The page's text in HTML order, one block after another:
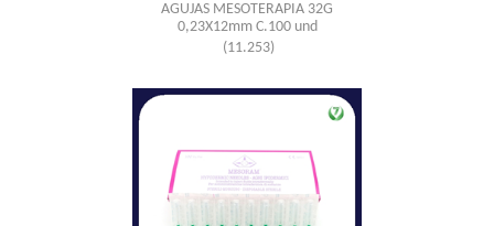
AGUJAS MESOTERAPIA 32G
0,23X12mm C.100 und
(11.253)